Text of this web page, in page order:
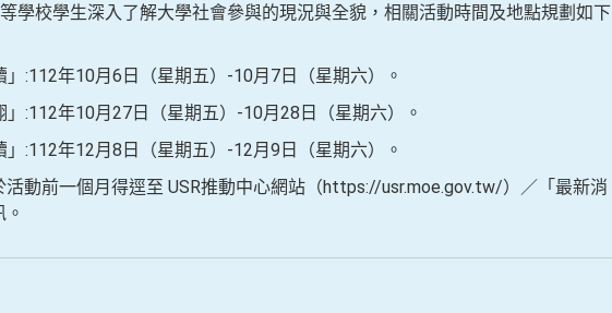
校學生深入了解大學社會參與的現況與全貌，相關活動時間及地點規劃如下
年10月6日（星期五）-10月7日（星期六）。
年10月27日（星期五）-10月28日（星期六）。
年12月8日（星期五）-12月9日（星期六）。
動前一個月得逕至 USR推動中心網站（https://usr.moe.gov.tw/）／「最新消